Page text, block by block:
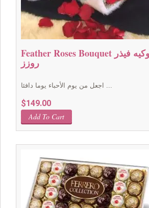
Feather Roses Bouquet بوكيه فيذر
روزز
اجعل من يوم الأحباء يوما دافئا ...
$149.00
Add To Cart